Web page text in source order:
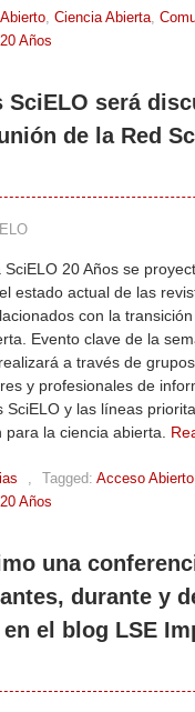
, Ciencia Abierta,
Años
SciELO será
de la Red
SciELO 20 Años se
estado actual de las
con la
Evento clave de la
a través de
y profesionales de
y las líneas
la ciencia abierta.
, Tagged: Acceso Abierto
Años
una
durante y
el blog LSE